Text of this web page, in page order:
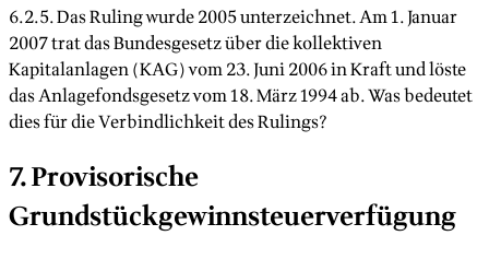
6.2.5. Das Ruling wurde 2005 unterzeichnet. Am 1. Januar
2007 trat das Bundesgesetz über die kollektiven
Kapitalanlagen (KAG) vom 23. Juni 2006 in Kraft und löste
das Anlagefondsgesetz vom 18. März 1994 ab. Was bedeutet
dies für die Verbindlichkeit des Rulings?
7. Provisorische
Grundstückgewinnsteuerverfügung